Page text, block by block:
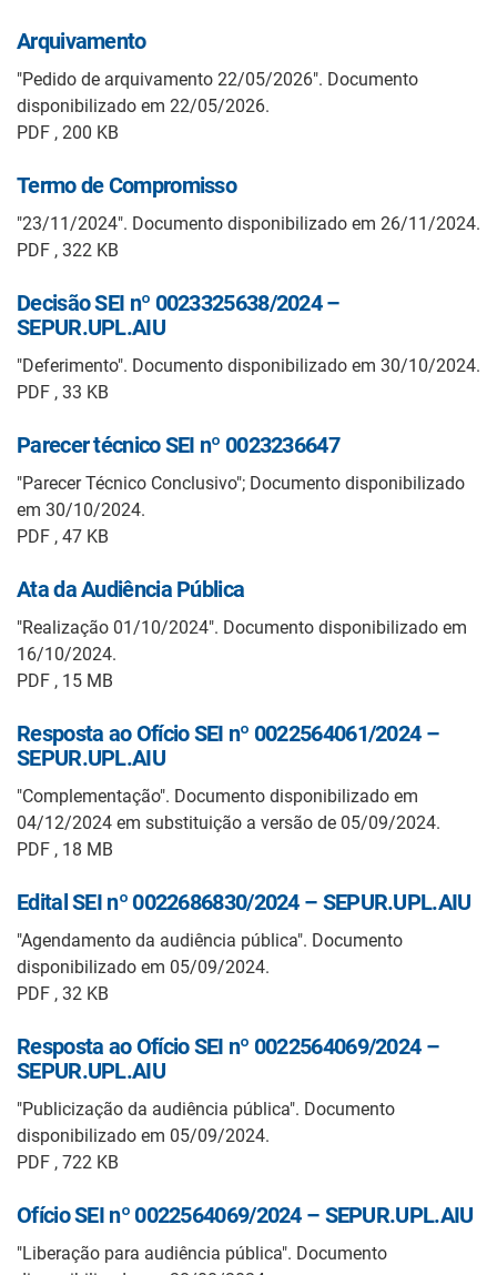
Arquivamento
"Pedido de arquivamento 22/05/2026". Documento
disponibilizado em 22/05/2026.
PDF , 200 KB
Termo de Compromisso
"23/11/2024". Documento disponibilizado em 26/11/2024.
PDF , 322 KB
Decisão SEI nº 0023325638/2024 –
SEPUR.UPL.AIU
"Deferimento". Documento disponibilizado em 30/10/2024.
PDF , 33 KB
Parecer técnico SEI nº 0023236647
"Parecer Técnico Conclusivo"; Documento disponibilizado
em 30/10/2024.
PDF , 47 KB
Ata da Audiência Pública
"Realização 01/10/2024". Documento disponibilizado em
16/10/2024.
PDF , 15 MB
Resposta ao Ofício SEI nº 0022564061/2024 –
SEPUR.UPL.AIU
"Complementação". Documento disponibilizado em
04/12/2024 em substituição a versão de 05/09/2024.
PDF , 18 MB
Edital SEI nº 0022686830/2024 – SEPUR.UPL.AIU
"Agendamento da audiência pública". Documento
disponibilizado em 05/09/2024.
PDF , 32 KB
Resposta ao Ofício SEI nº 0022564069/2024 –
SEPUR.UPL.AIU
"Publicização da audiência pública". Documento
disponibilizado em 05/09/2024.
PDF , 722 KB
Ofício SEI nº 0022564069/2024 – SEPUR.UPL.AIU
"Liberação para audiência pública". Documento